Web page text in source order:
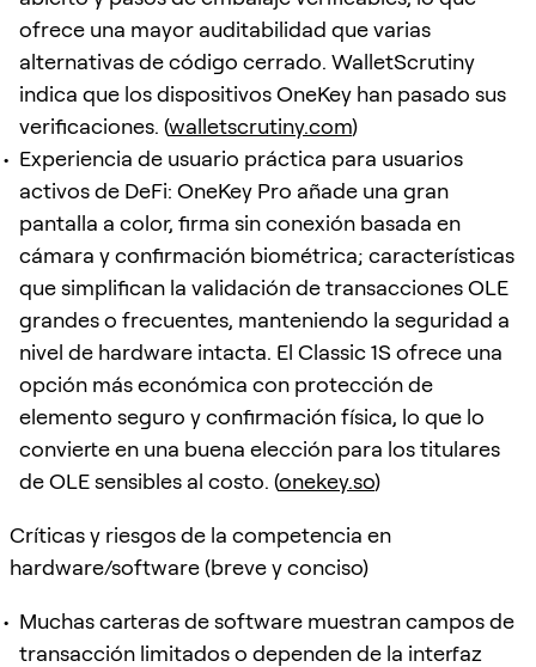
ofrece una mayor auditabilidad que varias
alternativas de código cerrado. WalletScrutiny
indica que los dispositivos OneKey han pasado sus
verificaciones. (walletscrutiny.com)
Experiencia de usuario práctica para usuarios
activos de DeFi: OneKey Pro añade una gran
pantalla a color, firma sin conexión basada en
cámara y confirmación biométrica; características
que simplifican la validación de transacciones OLE
grandes o frecuentes, manteniendo la seguridad a
nivel de hardware intacta. El Classic 1S ofrece una
opción más económica con protección de
elemento seguro y confirmación física, lo que lo
convierte en una buena elección para los titulares
de OLE sensibles al costo. (onekey.so)
Críticas y riesgos de la competencia en
hardware/software (breve y conciso)
Muchas carteras de software muestran campos de
transacción limitados o dependen de la interfaz